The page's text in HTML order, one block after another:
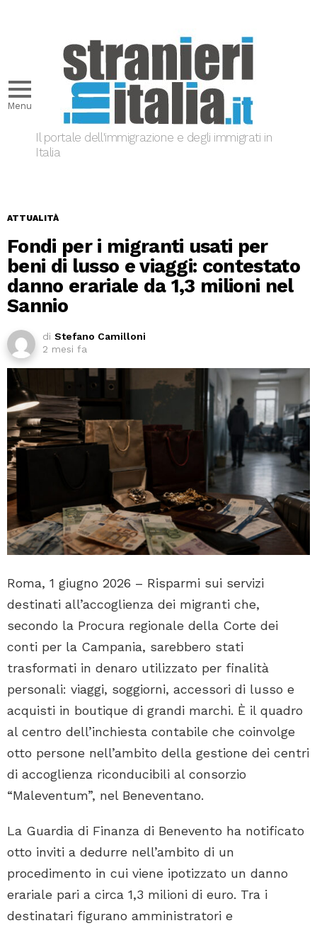
Menu
Il portale dell'immigrazione e degli immigrati in
Italia
ATTUALITÀ
Fondi per i migranti usati per
beni di lusso e viaggi: contestato
danno erariale da 1,3 milioni nel
Sannio
di Stefano Camilloni
2 mesi fa
Roma, 1 giugno 2026 – Risparmi sui servizi
destinati all’accoglienza dei migranti che,
secondo la Procura regionale della Corte dei
conti per la Campania, sarebbero stati
trasformati in denaro utilizzato per finalità
personali: viaggi, soggiorni, accessori di lusso e
acquisti in boutique di grandi marchi. È il quadro
al centro dell’inchiesta contabile che coinvolge
otto persone nell’ambito della gestione dei centri
di accoglienza riconducibili al consorzio
“Maleventum”, nel Beneventano.
La Guardia di Finanza di Benevento ha notificato
otto inviti a dedurre nell’ambito di un
procedimento in cui viene ipotizzato un danno
erariale pari a circa 1,3 milioni di euro. Tra i
destinatari figurano amministratori e